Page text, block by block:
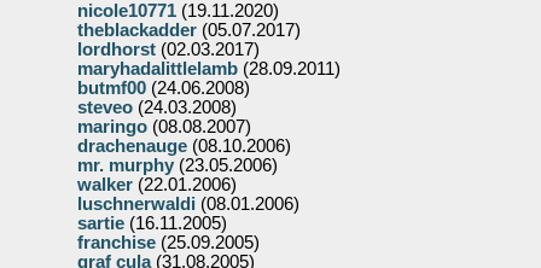
nicole10771 (19.11.2020)
theblackadder (05.07.2017)
lordhorst (02.03.2017)
maryhadalittlelamb (28.09.2011)
butmf00 (24.06.2008)
steveo (24.03.2008)
maringo (08.08.2007)
drachenauge (08.10.2006)
mr. murphy (23.05.2006)
walker (22.01.2006)
luschnerwaldi (08.01.2006)
sartie (16.11.2005)
franchise (25.09.2005)
graf cula(31.08.2005)